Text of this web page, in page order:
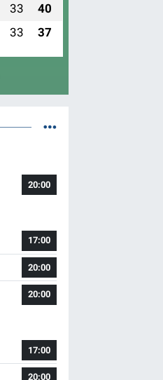
33 40
33 37
20:00
17:00
20:00
20:00
17:00
20:00